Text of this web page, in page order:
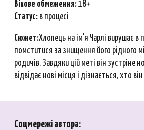
Вікове обмеження:18+
Статус: в процесі
Сюжет:Хлопець на ім'я Чарлі вирушає
помститися за знищення його рідного
родичів. Завдяки цій меті він зустріне
відвідає нові місця і дізнається, хто
Соцмережі автора: